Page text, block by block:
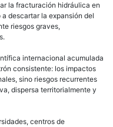
la fracturación hidráulica en
descartar la expansión del
riesgos graves,
internacional acumulada
consistente: los impactos
sino riesgos recurrentes
dispersa territorialmente y
centros de